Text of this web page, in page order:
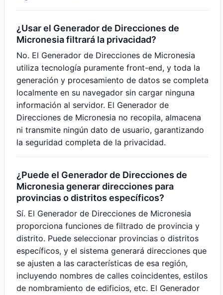
¿Usar el Generador de Direcciones de
Micronesia filtrará la privacidad?
No. El Generador de Direcciones de Micronesia
utiliza tecnología puramente front-end, y toda la
generación y procesamiento de datos se completa
localmente en su navegador sin cargar ninguna
información al servidor. El Generador de
Direcciones de Micronesia no recopila, almacena
ni transmite ningún dato de usuario, garantizando
la seguridad completa de la privacidad.
¿Puede el Generador de Direcciones de
Micronesia generar direcciones para
provincias o distritos específicos?
Sí. El Generador de Direcciones de Micronesia
proporciona funciones de filtrado de provincia y
distrito. Puede seleccionar provincias o distritos
específicos, y el sistema generará direcciones que
se ajusten a las características de esa región,
incluyendo nombres de calles coincidentes, estilos
de nombramiento de edificios, etc. El Generador